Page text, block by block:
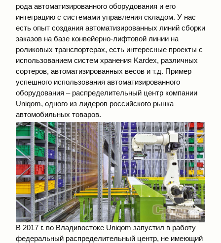
рода автоматизированного оборудования и его
интеграцию с системами управления складом. У нас
есть опыт создания автоматизированных линий сборки
заказов на базе конвейерно-лифтовой линии на
роликовых транспортерах, есть интересные проекты с
использованием систем хранения Kardex, различных
сортеров, автоматизированных весов и т.д. Пример
успешного использования автоматизированного
оборудования – распределительный центр компании
Uniqom, одного из лидеров российского рынка
автомобильных товаров.
В 2017 г. во Владивостоке Uniqom запустил в работу
федеральный распределительный центр, не имеющий